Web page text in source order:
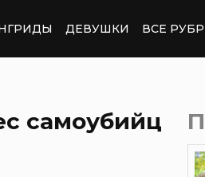
ДЕВУШКИ ВСЕ
самоубийц